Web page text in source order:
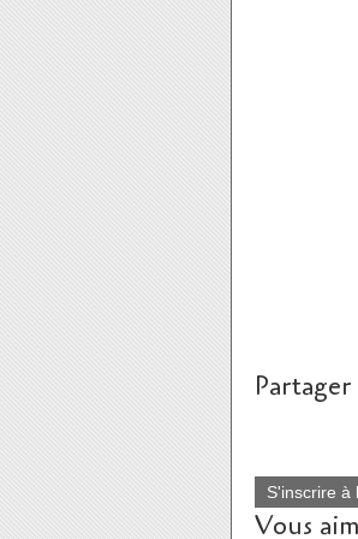
S'inscrire à
Vous